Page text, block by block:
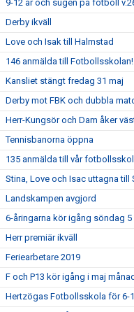
9-12 år och sugen på fotboll
Derby ikväll
Love och Isak till Halmstad
146 anmälda till Fotbollsskolan!
Kansliet stängt fredag 31 maj
Derby mot FBK och dubbla
Herr-Kungsör och Dam åker
Tennisbanorna öppna
135 anmälda till vår
Stina, Love och Isac uttagna till
Landskampen avgjord
6-åringarna kör igång söndag 5
Herr premiär ikväll
Feriearbetare 2019
F och P13 kör igång i maj månad
Hertzögas Fotbollsskola för 6-